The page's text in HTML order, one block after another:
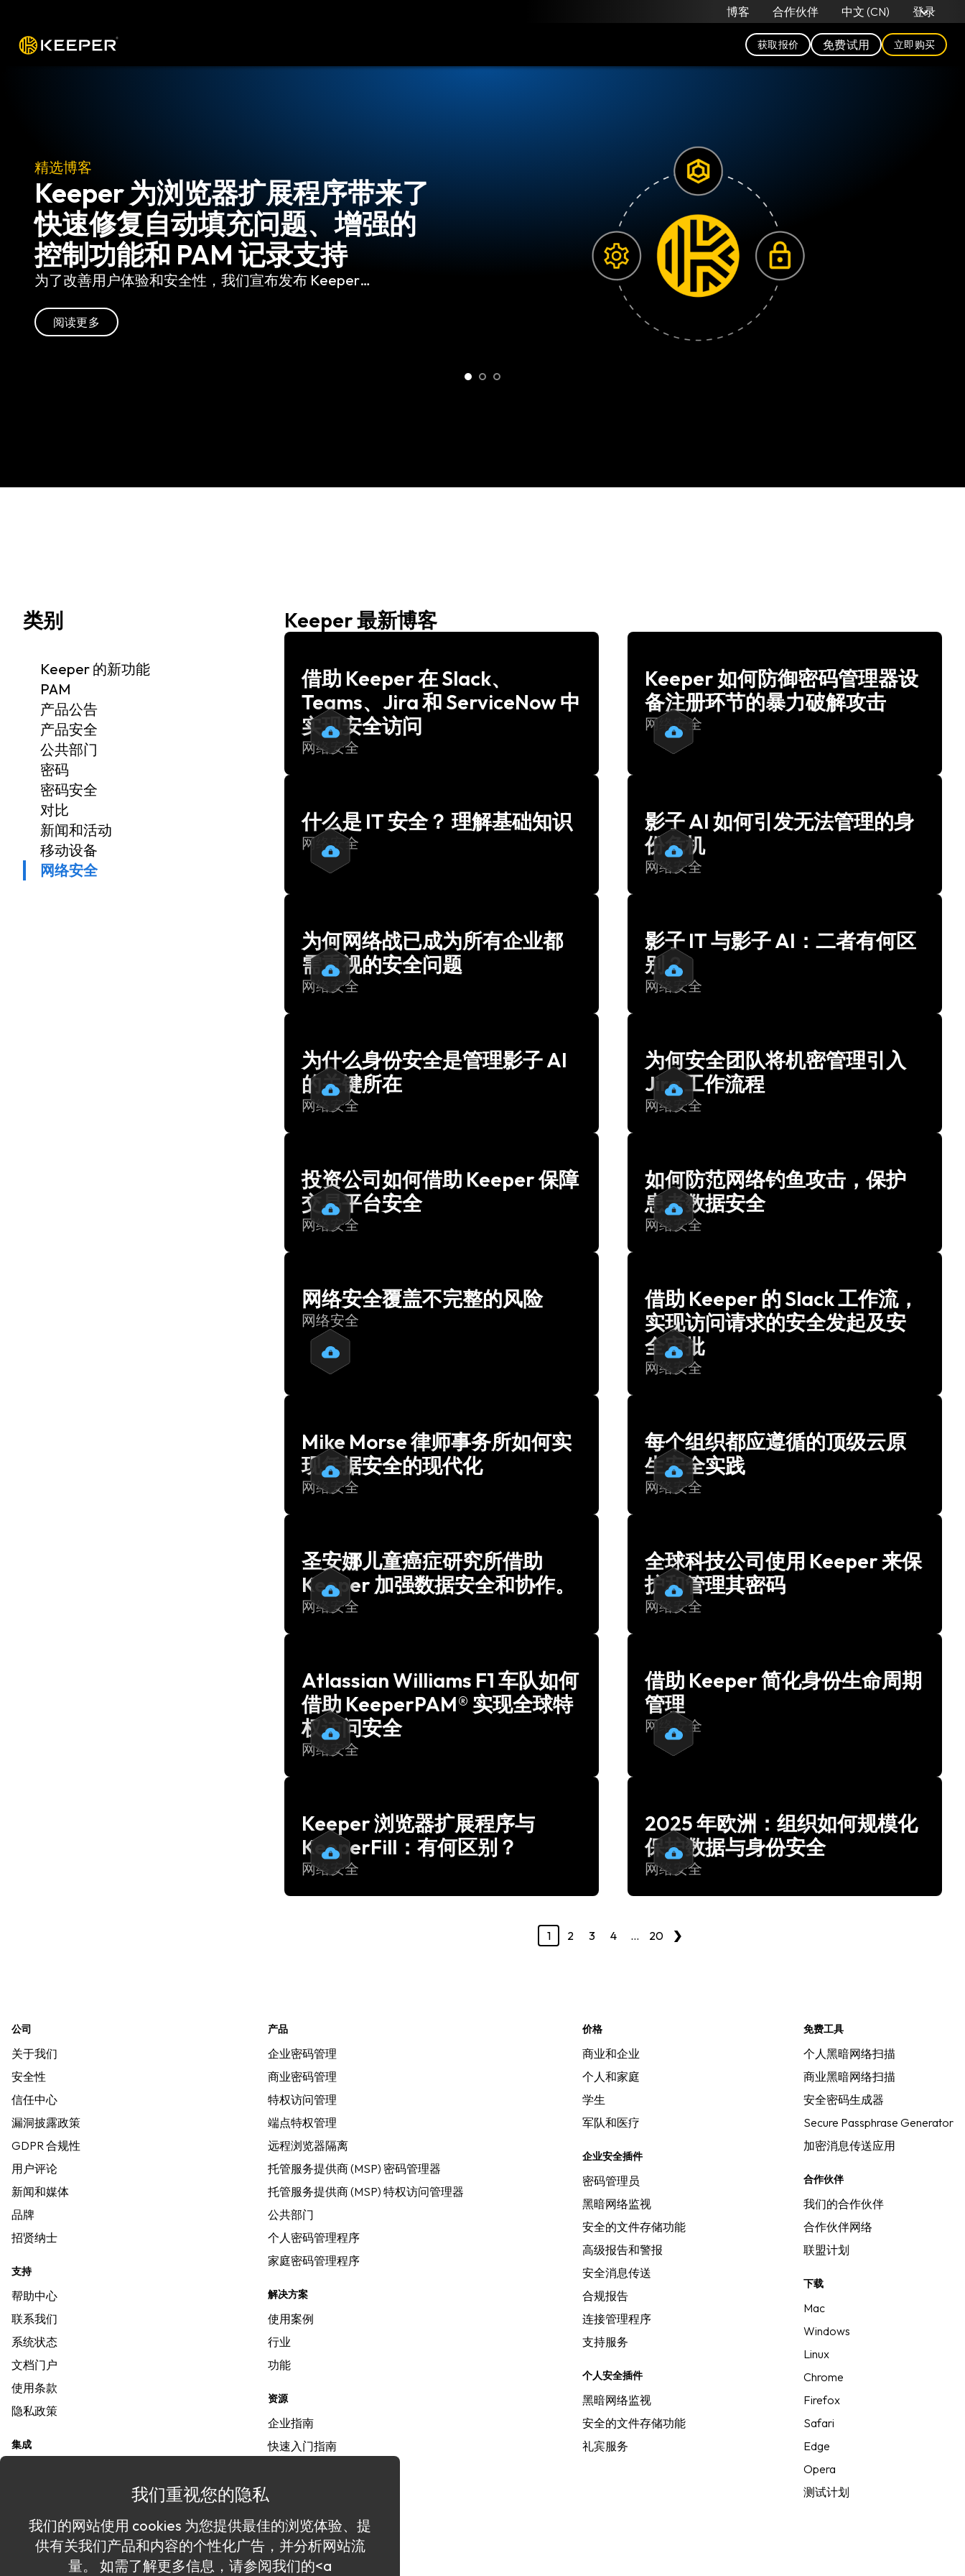
博客 合作伙伴 中文 (CN) 登录
获取报价 免费试用 立即购买
精选博客
您实际需要的六大 PAM 功能
权限访问管理 (PAM) 是身份和访问管理 (IAM…
阅读更多
类别
Keeper 的新功能
PAM
产品公告
产品安全
公共部门
密码
密码安全
对比
新闻和活动
移动设备
网络安全
Keeper 最新博客
借助 Keeper 在 Slack、
Teams、Jira 和 ServiceNow 中
实现安全访问
网络安全
Keeper 如何防御密码管理器设
备注册环节的暴力破解攻击
网络安全
什么是 IT 安全？ 理解基础知识
网络安全
影子 AI 如何引发无法管理的身
份危机
网络安全
为何网络战已成为所有企业都
需重视的安全问题
网络安全
影子 IT 与影子 AI：二者有何区
别？
网络安全
为什么身份安全是管理影子 AI
的关键所在
网络安全
为何安全团队将机密管理引入
Jira 工作流程
网络安全
投资公司如何借助 Keeper 保障
交易平台安全
网络安全
如何防范网络钓鱼攻击，保护
患者数据安全
网络安全
网络安全覆盖不完整的风险
网络安全
借助 Keeper 的 Slack 工作流，
实现访问请求的安全发起及安
全审批
网络安全
Mike Morse 律师事务所如何实
现凭据安全的现代化
网络安全
每个组织都应遵循的顶级云原
生安全实践
网络安全
圣安娜儿童癌症研究所借助
Keeper 加强数据安全和协作。
网络安全
全球科技公司使用 Keeper 来保
护和管理其密码
网络安全
Atlassian Williams F1 车队如何
借助 KeeperPAM® 实现全球特
权访问安全
网络安全
借助 Keeper 简化身份生命周期
管理
网络安全
Keeper 浏览器扩展程序与
KeeperFill：有何区别？
网络安全
2025 年欧洲：组织如何规模化
保护数据与身份安全
网络安全
1 2 3 4 … 20 ›
公司
关于我们
安全性
信任中心
漏洞披露政策
GDPR 合规性
用户评论
新闻和媒体
品牌
招贤纳士
支持
帮助中心
联系我们
系统状态
文档门户
使用条款
隐私政策
集成
SSO Connect<sup>®</sup>
Azure
Passwordless
产品
企业密码管理
商业密码管理
特权访问管理
端点特权管理
远程浏览器隔离
托管服务提供商 (MSP) 密码管理器
托管服务提供商 (MSP) 特权访问管理器
公共部门
个人密码管理程序
家庭密码管理程序
解决方案
使用案例
行业
功能
资源
企业指南
快速入门指南
通行密钥目录
博客
网站地图
价格
商业和企业
个人和家庭
学生
军队和医疗
企业安全插件
密码管理员
黑暗网络监视
安全的文件存储功能
高级报告和警报
安全消息传送
合规报告
连接管理程序
支持服务
个人安全插件
黑暗网络监视
安全的文件存储功能
礼宾服务
免费工具
个人黑暗网络扫描
商业黑暗网络扫描
安全密码生成器
Secure Passphrase Generator
加密消息传送应用
合作伙伴
我们的合作伙伴
合作伙伴网络
联盟计划
下载
Mac
Windows
Linux
Chrome
Firefox
Safari
Edge
Opera
测试计划
我们重视您的隐私
我们的网站使用 cookies 为您提供最佳的浏览体验、提
供有关我们产品和内容的个性化广告，并分析网站流
量。 如需了解更多信息，请参阅我们的<a